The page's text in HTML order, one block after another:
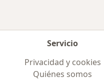
Servicio
Privacidad y cookies
Quiénes somos